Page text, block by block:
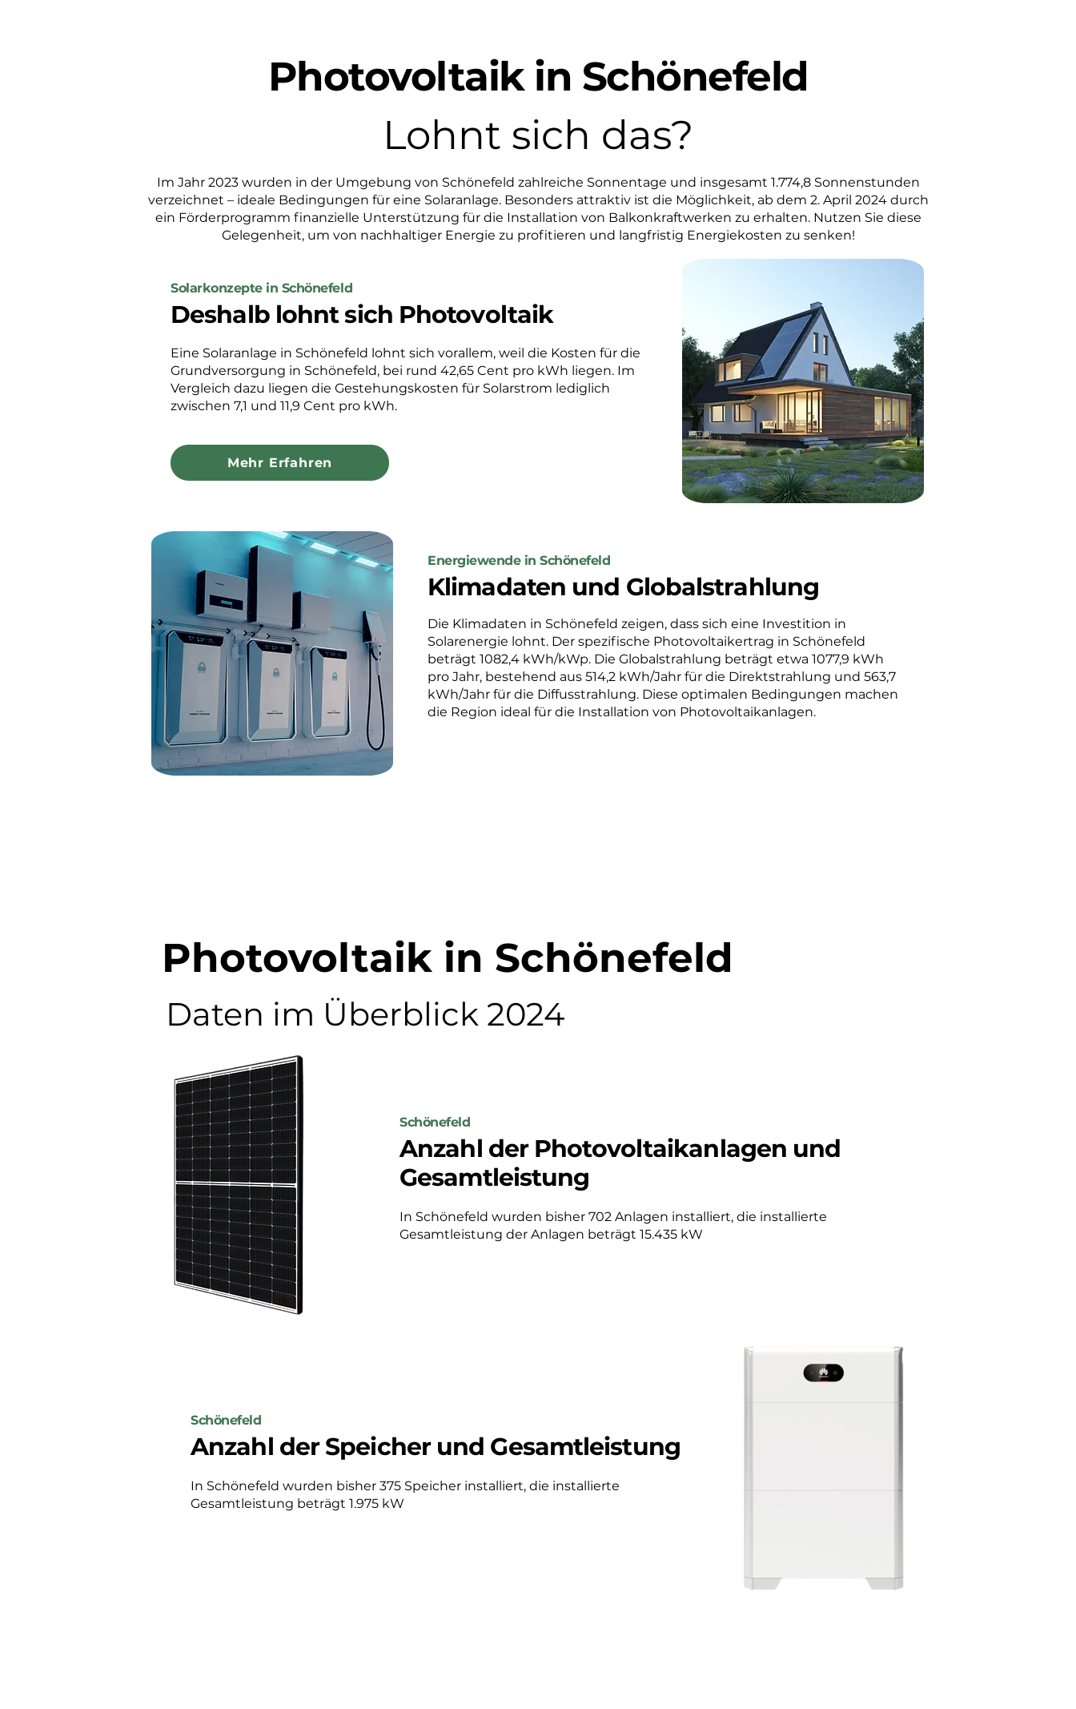
Solarkonzepte in Schönefeld
Deshalb lohnt sich Photovoltaik
Eine Solaranlage in Schönefeld lohnt sich vorallem, weil die Kosten für die
Grundversorgung in Schönefeld, bei rund 42,65 Cent pro kWh liegen. Im
Vergleich dazu liegen die Gestehungskosten für Solarstrom lediglich
zwischen 7,1 und 11,9 Cent pro kWh.
Mehr Erfahren
Energiewende in Schönefeld
Klimadaten und Globalstrahlung
Die Klimadaten in Schönefeld zeigen, dass sich eine Investition in
Solarenergie lohnt. Der spezifische Photovoltaikertrag in Schönefeld
beträgt 1082,4 kWh/kWp. Die Globalstrahlung beträgt etwa 1077,9 kWh
pro Jahr, bestehend aus 514,2 kWh/Jahr für die Direktstrahlung und 563,7
kWh/Jahr für die Diffusstrahlung. Diese optimalen Bedingungen machen
die Region ideal für die Installation von Photovoltaikanlagen.
Im Jahr 2023 wurden in der Umgebung von Schönefeld zahlreiche Sonnentage und insgesamt 1.774,8 Sonnenstunden
verzeichnet – ideale Bedingungen für eine Solaranlage. Besonders attraktiv ist die Möglichkeit, ab dem 2. April 2024 durch
ein Förderprogramm finanzielle Unterstützung für die Installation von Balkonkraftwerken zu erhalten. Nutzen Sie diese
Gelegenheit, um von nachhaltiger Energie zu profitieren und langfristig Energiekosten zu senken!
Photovoltaik in Schönefeld
Lohnt sich das?
Schönefeld
Anzahl der Speicher und Gesamtleistung
In Schönefeld wurden bisher 375 Speicher installiert, die installierte
Gesamtleistung beträgt 1.975 kW
Schönefeld
Anzahl der Photovoltaikanlagen und
Gesamtleistung
In Schönefeld wurden bisher 702 Anlagen installiert, die installierte
Gesamtleistung der Anlagen beträgt 15.435 kW
Photovoltaik in Schönefeld
Daten im Überblick 2024